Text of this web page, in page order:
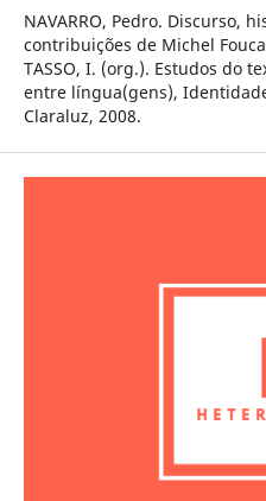
NAVARRO, Pedro. Discurso,
contribuições de Michel
TASSO, I. (org.). Estudos do
entre língua(gens),
Claraluz, 2008.